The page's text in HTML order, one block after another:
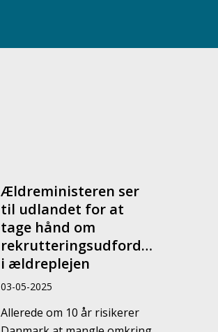
Ældreministeren ser
til udlandet for at
tage hånd om
rekrutteringsudfordring
i ældreplejen
03-05-2025
Allerede om 10 år risikerer